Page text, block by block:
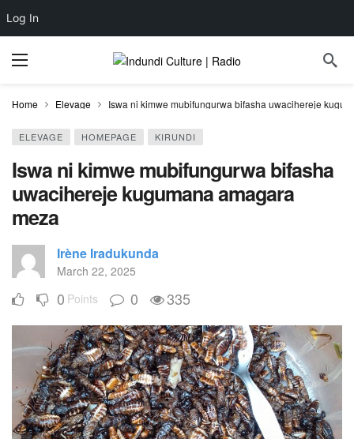
Log In
Home Elevage Iswa ni kimwe mubifungurwa bifasha uwacihereje
ELEVAGE HOMEPAGE KIRUNDI
Iswa ni kimwe mubifungurwa bifasha
uwacihereje kugumana amagara
meza
Irène Iradukunda
March 22, 2025
0 Points 0 335